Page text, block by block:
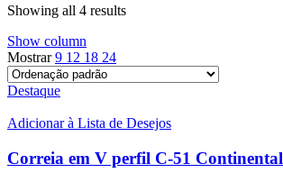
Showing all 4 results
Show column
Mostrar9 12 18 24
Destaque
Adicionar à Lista de Desejos
Correia em V perfil C-51 Continental